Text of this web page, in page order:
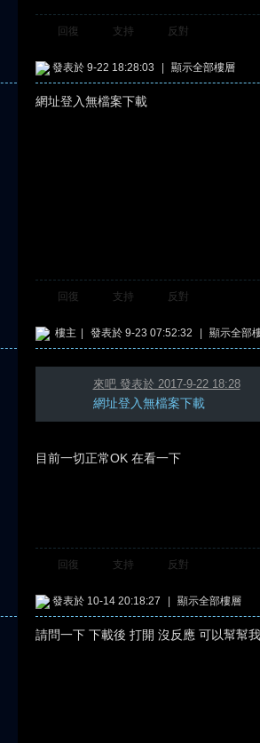
回復 支持 反對
發表於 9-22 18:28:03 顯示全部樓層
網址登入無檔案下載
回復 支持 反對
樓主 發表於 9-23 07:52:32 顯示全部
來吧 發表於 2017-9-22 18:28
網址登入無檔案下載
目前一切正常OK 在看一下
回復 支持 反對
發表於 10-14 20:18:27 顯示全部樓層
請問一下 下載後 打開 沒反應 可以幫幫